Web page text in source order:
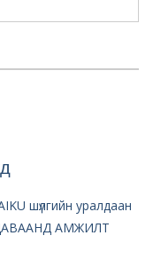
шүлгийн уралдаан
АМЖИЛТ